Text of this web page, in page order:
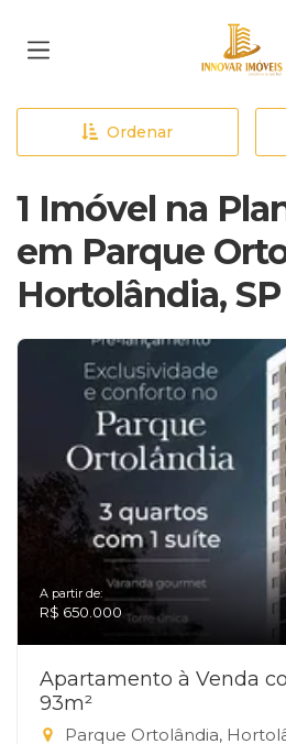
Página
Ordenar
1 Imóvel na
em Parque
Hortolândia, SP
A partir de:
R$ 650.000
Apartamento à Venda
93m²
Parque Ortolândia,